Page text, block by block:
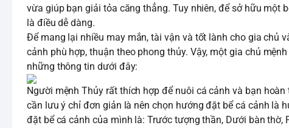
vừa giúp bạn giải tỏa căng thẳng. Tuy nhiên, để sở hữu một
là điều dễ dàng.
Để mang lại nhiều may mắn, tài vận và tốt lành cho gia chủ
cảnh phù hợp, thuận theo phong thủy. Vậy, một gia chủ
những thông tin dưới đây:
Người mệnh Thủy rất thích hợp để nuôi cá cảnh và bạn
cần lưu ý chỉ đơn giản là nên chọn hướng đặt bể cá cảnh là
đặt bể cá cảnh của mình là: Trước tượng thần, Dưới bàn thờ,